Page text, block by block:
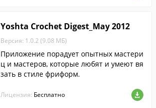
Yoshta Crochet Digest_May 2012
Версия: 1.0.2 (9.08 МБ)
Приложение порадует опытных мастери
ц и мастеров, которые любят и умеют вя
зать в стиле фриформ.
Лицензия: Бесплатно